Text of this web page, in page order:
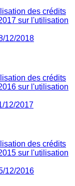
des crédits
sur l'utilisation
12/2018
des crédits
sur l'utilisation
12/2017
des crédits
sur l'utilisation
12/2016